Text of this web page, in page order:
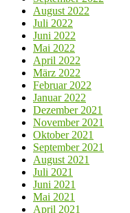
August 2022
Juli 2022
Juni 2022
Mai 2022
April 2022
März 2022
Februar 2022
Januar 2022
Dezember 2021
November 2021
Oktober 2021
September 2021
August 2021
Juli 2021
Juni 2021
Mai 2021
April 2021